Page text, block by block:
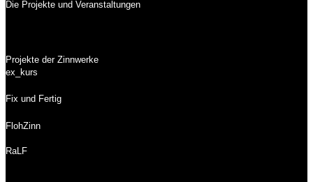
Die Projekte und Veranstaltungen
Projekte der Zinnwerke
ex_kurs
Fix und Fertig
FlohZinn
RaLF